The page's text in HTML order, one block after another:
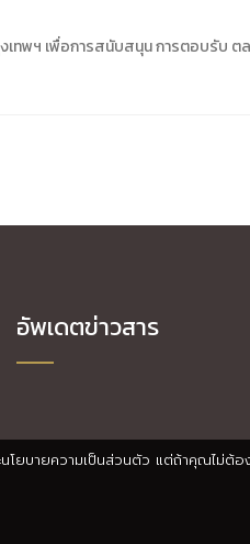
ยบายความเป็นส่วนตัว แต่ถ้าคุณไม่ต้อง
งเทพฯ เพื่อการสนับสนุน การตอบรับ
อัพเดตข่าวสาร